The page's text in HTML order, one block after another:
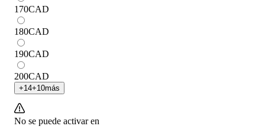
170CAD
180CAD
190CAD
200CAD
+14+10más
No se puede activar en